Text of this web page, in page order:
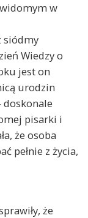
w
siódmy
Wiedzy o
jest on
urodzin
doskonale
pisarki i
że osoba
pełnie z życia,
że